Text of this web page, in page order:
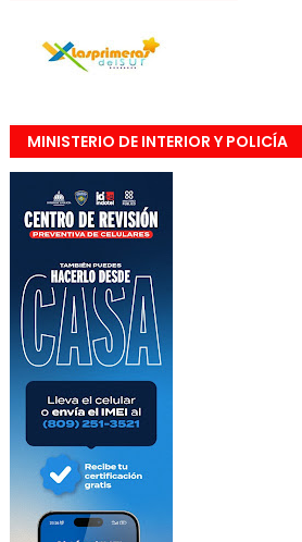
MINISTERIO DE INTERIOR Y POLICÍA